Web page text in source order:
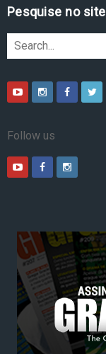
Pesquise no site
Follow us